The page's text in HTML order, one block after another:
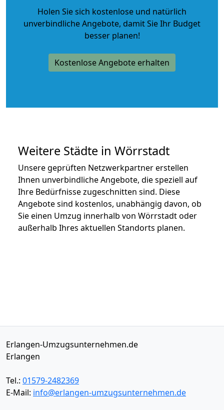
Holen Sie sich kostenlose und natürlich
unverbindliche Angebote, damit Sie Ihr Budget
besser planen!
Kostenlose Angebote erhalten
Weitere Städte in Wörrstadt
Unsere geprüften Netzwerkpartner erstellen
Ihnen unverbindliche Angebote, die speziell auf
Ihre Bedürfnisse zugeschnitten sind. Diese
Angebote sind kostenlos, unabhängig davon, ob
Sie einen Umzug innerhalb von Wörrstadt oder
außerhalb Ihres aktuellen Standorts planen.
Erlangen-Umzugsunternehmen.de
Erlangen
Tel.: 01579-2482369
E-Mail: info@erlangen-umzugsunternehmen.de